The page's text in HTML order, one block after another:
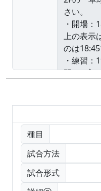
種目
試合方法
試合形式